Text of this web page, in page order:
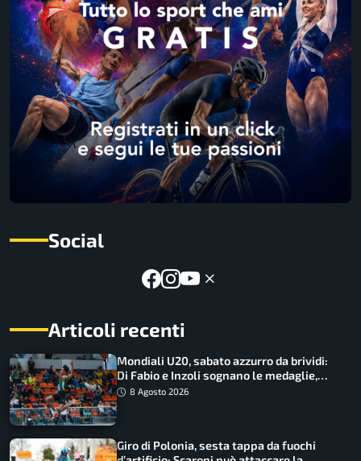
Social
Articoli recenti
Mondiali U20, sabato azzurro da brividi:
Di Fabio e Inzoli sognano le medaglie,
Castellani e Succo in finale
8 Agosto 2026
Giro di Polonia, sesta tappa da fuochi